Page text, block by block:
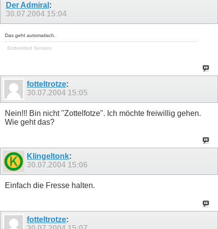
Der Admiral :
30.07.2004 15:04
Das geht automatisch.
Embedded Senator
fotteltrotze:
30.07.2004 15:05
Nein!!! Bin nicht "Zottelfotze". Ich möchte freiwillig gehen.
Wie geht das?
Klingeltonk:
30.07.2004 15:06
Einfach die Fresse halten.
fotteltrotze: